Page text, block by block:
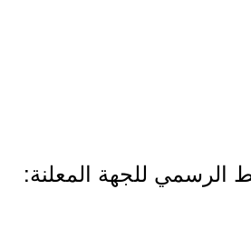
الرسمي للجهة المعلنة: